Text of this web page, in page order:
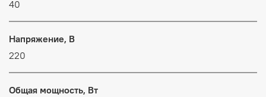
40
Напряжение, В
220
Общая мощность, Вт